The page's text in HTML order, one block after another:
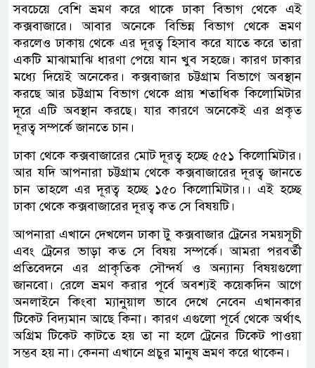
সবচেয়ে বেশি ভ্রমণ করে থাকে ঢাকা বিভাগ থেকে এই
কক্সবাজারে। আবার অনেকে বিভিন্ন বিভাগ থেকে ভ্রমণ
করলেও ঢাকায় থেকে এর দূরত্ব হিসাব করে যাতে করে তারা
একটি মাঝামাঝি ধারণা পেয়ে যান খুব সহজে। কারণ ঢাকার
মধ্যে দিয়েই অনেকের। কক্সবাজার চট্টগ্রাম বিভাগে অবস্থান
করছে আর চট্টগ্রাম বিভাগ থেকে প্রায় শতাধিক কিলোমিটার
দূরে এটি অবস্থান করছে। যার কারণে অনেকেই এর প্রকৃত
দূরত্ব সম্পর্কে জানতে চান।
ঢাকা থেকে কক্সবাজারের মোট দূরত্ব হচ্ছে ৫৫১ কিলোমিটার।
আর যদি আপনারা চট্টগ্রাম থেকে কক্সবাজারের দূরত্ব জানতে
চান তাহলে এর দূরত্ব হচ্ছে ১৫০ কিলোমিটার।। এই হচ্ছে
ঢাকা থেকে কক্সবাজারের দূরত্ব কত সে বিষয়টি।
আপনারা এখানে দেখলেন ঢাকা টু কক্সবাজার ট্রেনের সময়সূচী
এবং ট্রেনের ভাড়া কত সে বিষয় সম্পর্কে। আমরা পরবর্তী
প্রতিবেদনে এর প্রাকৃতিক সৌন্দর্য ও অন্যান্য বিষয়গুলো
জানবো। রেলে ভ্রমণ করার পূর্বে অবশ্যই কয়েকদিন আগে
অনলাইনে কিংবা ম্যানুয়াল ভাবে দেখে নেবেন এখানকার
টিকেট বিদ্যমান আছে কিনা। কারণ এগুলো পূর্বে থেকে অর্থাৎ
অগ্রিম টিকেট কাটতে হয় তা না হলে ট্রেনের টিকেট পাওয়া
সম্ভব হয় না। কেননা এখানে প্রচুর মানুষ ভ্রমণ করে থাকেন।